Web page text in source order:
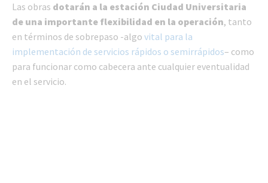
Las obras dotarán a la estación Ciudad Universitaria
de una importante flexibilidad en la operación, tanto
en términos de sobrepaso -algo vital para la
implementación de servicios rápidos o semirrápidos– como
para funcionar como cabecera ante cualquier eventualidad
en el servicio.